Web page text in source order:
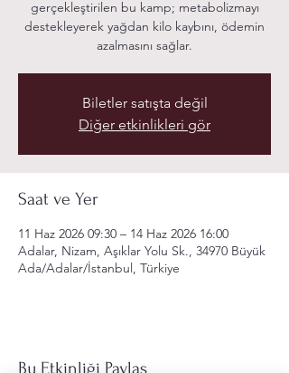
gerçekleştirilen bu kamp; metabolizmayı
destekleyerek yağdan kilo kaybını, ödemin
azalmasını sağlar.
Biletler satışta değil
Diğer etkinlikleri gör
Saat ve Yer
11 Haz 2026 09:30 – 14 Haz 2026 16:00
Adalar, Nizam, Aşıklar Yolu Sk., 34970 Büyük
Ada/Adalar/İstanbul, Türkiye
Bu Etkinliği Paylaş